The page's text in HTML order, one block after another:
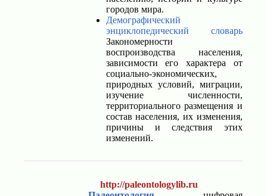
городов мира.
Демографический
энциклопедический словарь
Закономерности
воспроизводства населения,
зависимости его характера от
социально-экономических,
природных условий, миграции,
изучение численности,
территориального размещения и
состав населения, их изменения,
причины и следствия этих
изменений.
http://paleontologylib.ru